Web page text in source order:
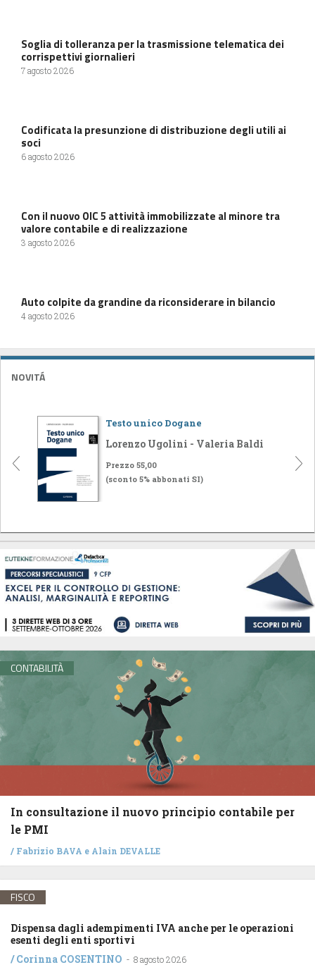
Soglia di tolleranza per la trasmissione telematica dei
corrispettivi giornalieri
7 agosto 2026
Codificata la presunzione di distribuzione degli utili ai
soci
6 agosto 2026
Con il nuovo OIC 5 attività immobilizzate al minore tra
valore contabile e di realizzazione
3 agosto 2026
Auto colpite da grandine da riconsiderare in bilancio
4 agosto 2026
NOVITÁ
Testo unico Dogane
Lorenzo Ugolini - Valeria Baldi
Prezzo 55,00
(sconto 5% abbonati SI)
CONTABILITÀ
In consultazione il nuovo principio contabile per
le PMI
/ Fabrizio BAVA e Alain DEVALLE
FISCO
Dispensa dagli adempimenti IVA anche per le operazioni
esenti degli enti sportivi
/Corinna COSENTINO - 8 agosto 2026